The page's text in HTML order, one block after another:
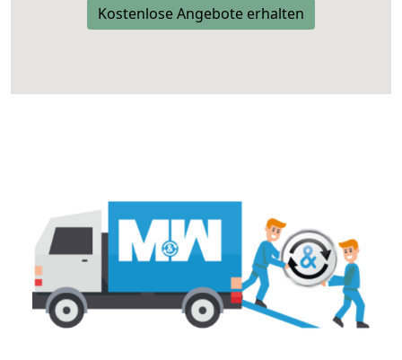
Kostenlose Angebote erhalten